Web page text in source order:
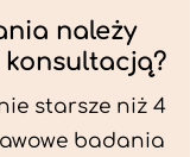
należy
starsze niż 4
badania